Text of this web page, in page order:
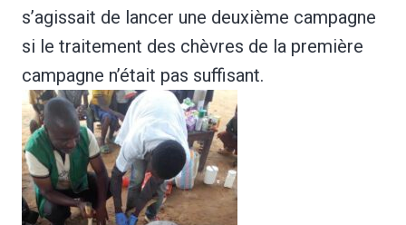
s’agissait de lancer une deuxième campagne
si le traitement des chèvres de la première
campagne n’était pas suffisant.